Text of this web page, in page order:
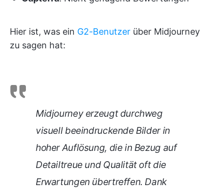
Hier ist, was ein G2-Benutzer über Midjourney
zu sagen hat:
Midjourney erzeugt durchweg
visuell beeindruckende Bilder in
hoher Auflösung, die in Bezug auf
Detailtreue und Qualität oft die
Erwartungen übertreffen. Dank